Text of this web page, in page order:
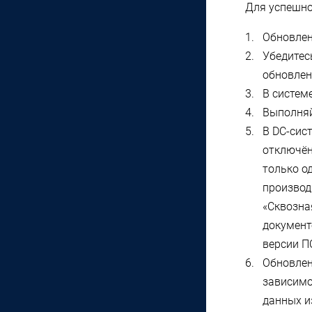
Для
В
В DC-
только
версии
данных